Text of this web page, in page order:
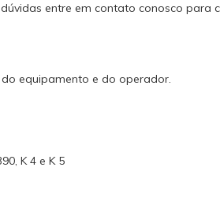
entre em contato conosco
equipamento e do operador.
K 4 e K 5